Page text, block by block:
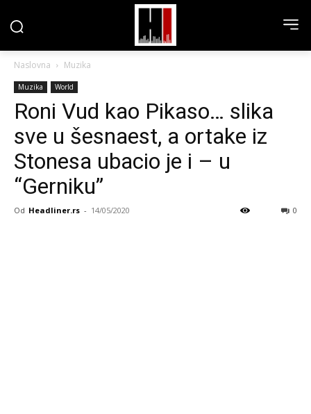
Naslovna Muzika
Muzika World
Roni Vud kao Pikaso… slika
sve u šesnaest, a ortake iz
Stonesa ubacio je i – u
“Gerniku”
Od Headliner.rs - 14/05/2020 0